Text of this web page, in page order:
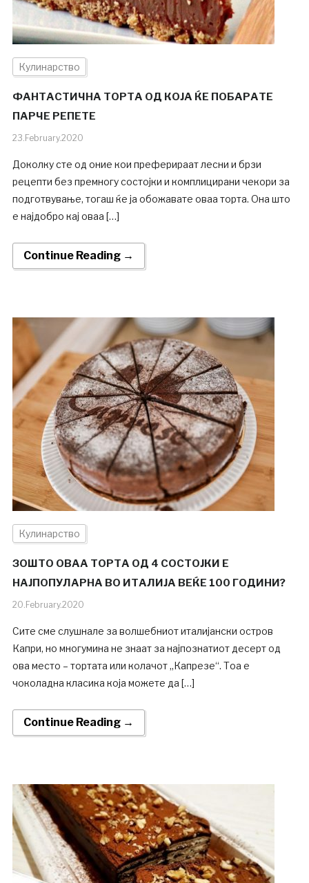
Кулинарство
ФАНТАСТИЧНА ТОРТА ОД КОЈА ЌЕ ПОБАРАТЕ
ПАРЧЕ РЕПЕТЕ
23.February.2020
Доколку сте од оние кои преферираат лесни и брзи
рецепти без премногу состојки и комплицирани чекори за
подготвување, тогаш ќе ја обожавате оваа торта. Она што
е најдобро кај оваа […]
Continue Reading →
Кулинарство
ЗОШТО ОВАА ТОРТА ОД 4 СОСТОЈКИ Е
НАЈПОПУЛАРНА ВО ИТАЛИЈА ВЕЌЕ 100 ГОДИНИ?
20.February.2020
Сите сме слушнале за волшебниот италијански остров
Капри, но многумина не знаат за најпознатиот десерт од
ова место – тортата или колачот „Капрезе“. Тоа е
чоколадна класика која можете да […]
Continue Reading →